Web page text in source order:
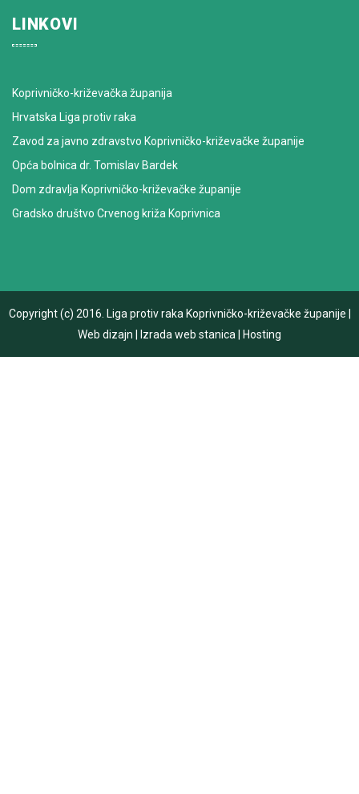
LINKOVI
Koprivničko-križevačka županija
Hrvatska Liga protiv raka
Zavod za javno zdravstvo Koprivničko-križevačke županije
Opća bolnica dr. Tomislav Bardek
Dom zdravlja Koprivničko-križevačke županije
Gradsko društvo Crvenog križa Koprivnica
Copyright (c) 2016. Liga protiv raka Koprivničko-križevačke županije
Web dizajn
Izrada web stanica Hosting